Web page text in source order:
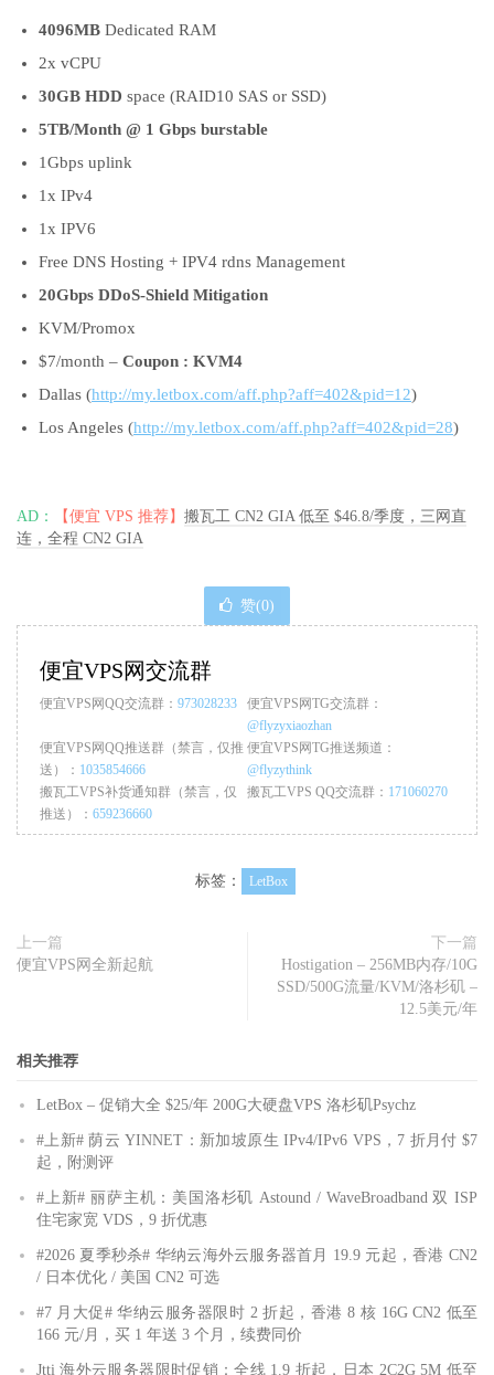
4096MB Dedicated RAM
2x vCPU
30GB HDD space (RAID10 SAS or SSD)
5TB/Month @ 1 Gbps burstable
1Gbps uplink
1x IPv4
1x IPV6
Free DNS Hosting + IPV4 rdns Management
20Gbps DDoS-Shield Mitigation
KVM/Promox
$7/month – Coupon : KVM4
Dallas (http://my.letbox.com/aff.php?aff=402&pid=12)
Los Angeles (http://my.letbox.com/aff.php?aff=402&pid=28)
AD： 【便宜 VPS 推荐】 搬瓦工 CN2 GIA 低至 $46.8/季度，三网直
连，全程 CN2 GIA
赞(0)
便宜VPS网交流群
便宜VPS网QQ交流群： 973028233
便宜VPS网TG交流群：
@flyzyxiaozhan
便宜VPS网QQ推送群（禁言，仅推
送）： 1035854666
便宜VPS网TG推送频道：
@flyzythink
搬瓦工VPS补货通知群（禁言，仅
推送）： 659236660
搬瓦工VPS QQ交流群： 171060270
标签： LetBox
上一篇
便宜VPS网全新起航
下一篇
Hostigation – 256MB内存/10G
SSD/500G流量/KVM/洛杉矶 –
12.5美元/年
相关推荐
LetBox – 促销大全 $25/年 200G大硬盘VPS 洛杉矶Psychz
#上新# 荫云 YINNET：新加坡原生 IPv4/IPv6 VPS，7 折月付 $7
起，附测评
#上新# 丽萨主机：美国洛杉矶 Astound / WaveBroadband 双 ISP
住宅家宽 VDS，9 折优惠
#2026 夏季秒杀# 华纳云海外云服务器首月 19.9 元起，香港 CN2
/ 日本优化 / 美国 CN2 可选
#7 月大促# 华纳云服务器限时 2 折起，香港 8 核 16G CN2 低至
166 元/月，买 1 年送 3 个月，续费同价
Jtti 海外云服务器限时促销：全线 1.9 折起，日本 2C2G 5M 低至